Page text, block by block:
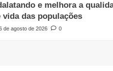
e melhora a
vida das populações
de agosto de 2026 0